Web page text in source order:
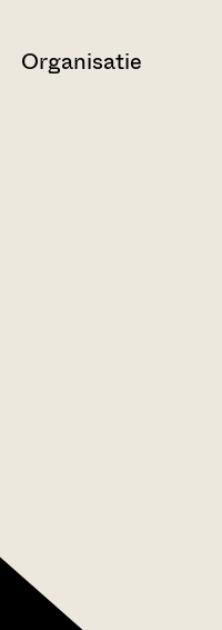
Organisatie